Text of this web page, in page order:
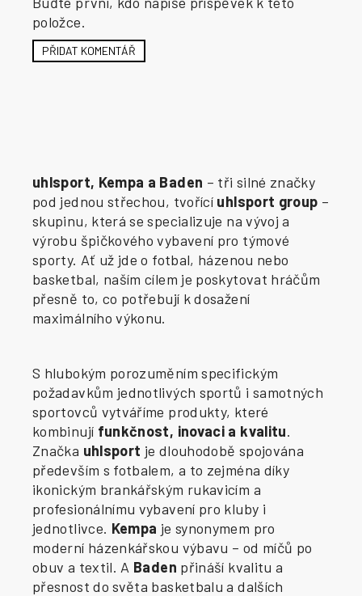
položce.
PŘIDAT KOMENTÁŘ
uhlsport, Kempa a Baden – tři silné značky
pod jednou střechou, tvořící uhlsport group –
skupinu, která se specializuje na vývoj a
výrobu špičkového vybavení pro týmové
sporty. Ať už jde o fotbal, házenou nebo
basketbal, naším cílem je poskytovat hráčům
přesně to, co potřebují k dosažení
maximálního výkonu.
S hlubokým porozuměním specifickým
požadavkům jednotlivých sportů i samotných
sportovců vytváříme produkty, které
kombinují funkčnost, inovaci a kvalitu.
Značka uhlsport je dlouhodobě spojována
především s fotbalem, a to zejména díky
ikonickým brankářským rukavicím a
profesionálnímu vybavení pro kluby i
jednotlivce. Kempa je synonymem pro
moderní házenkářskou výbavu – od míčů po
obuv a textil. A Baden přináší kvalitu a
přesnost do světa basketbalu a dalších